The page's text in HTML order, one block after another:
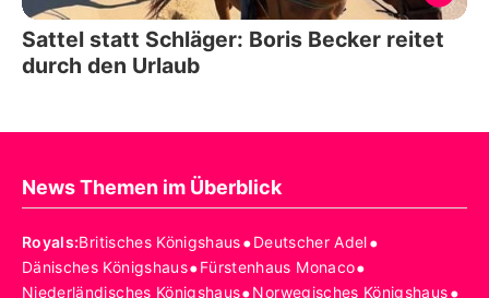
Sattel statt Schläger: Boris Becker reitet
durch den Urlaub
News Themen im Überblick
Royals:Britisches Königshaus•Deutscher Adel•
Dänisches Königshaus•Fürstenhaus Monaco•
Niederländisches Königshaus Norwegisches Königshaus